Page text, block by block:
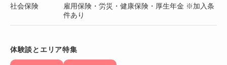
社会保険
雇用保険・労災・健康保険・厚生年金 ※加入条
件あり
体験談とエリア特集